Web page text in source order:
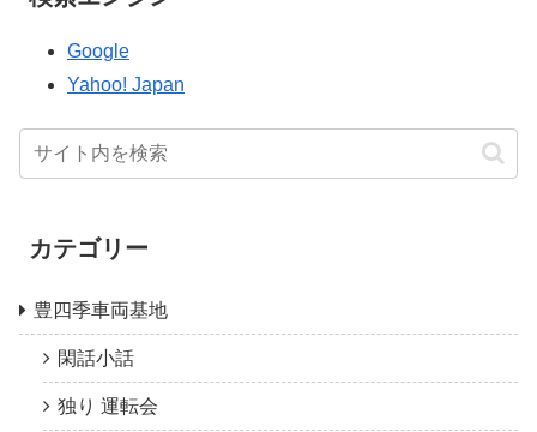
Google
Yahoo! Japan
カテゴリー
豊四季車両基地
閑話小話
独り 運転会